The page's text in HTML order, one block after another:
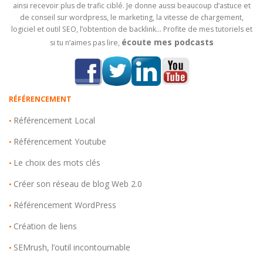
ainsi recevoir plus de trafic ciblé. Je donne aussi beaucoup d’astuce et
de conseil sur wordpress, le marketing, la vitesse de chargement,
logiciel et outil SEO, l’obtention de backlink… Profite de mes tutoriels et
si tu n’aimes pas lire, écoute mes podcasts
RÉFÉRENCEMENT
• Référencement Local
• Référencement Youtube
• Le choix des mots clés
• Créer son réseau de blog Web 2.0
• Référencement WordPress
• Création de liens
• SEMrush, l’outil incontournable